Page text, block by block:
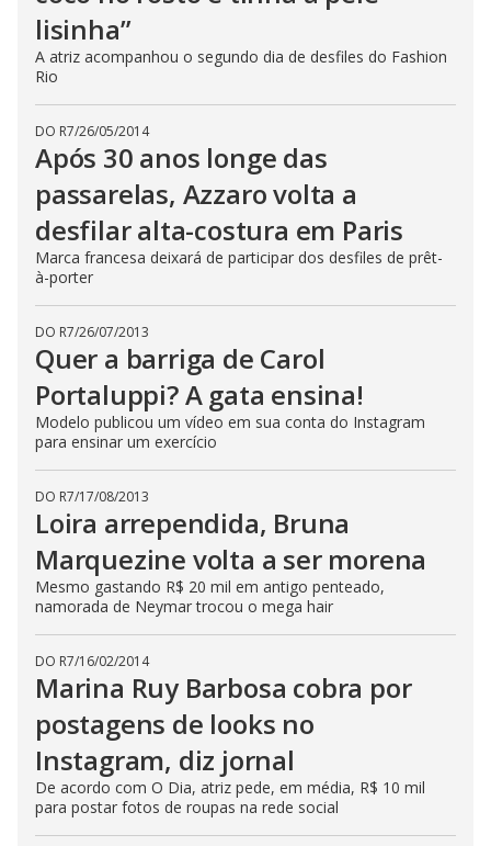
lisinha”
A atriz acompanhou o segundo dia de desfiles do Fashion
Rio
DO R7/26/05/2014
Após 30 anos longe das
passarelas, Azzaro volta a
desfilar alta-costura em Paris
Marca francesa deixará de participar dos desfiles de prêt-
à-porter
DO R7/26/07/2013
Quer a barriga de Carol
Portaluppi? A gata ensina!
Modelo publicou um vídeo em sua conta do Instagram
para ensinar um exercício
DO R7/17/08/2013
Loira arrependida, Bruna
Marquezine volta a ser morena
Mesmo gastando R$ 20 mil em antigo penteado,
namorada de Neymar trocou o mega hair
DO R7/16/02/2014
Marina Ruy Barbosa cobra por
postagens de looks no
Instagram, diz jornal
De acordo com O Dia, atriz pede, em média, R$ 10 mil
para postar fotos de roupas na rede social